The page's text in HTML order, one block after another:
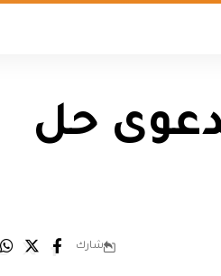
حل
شارك